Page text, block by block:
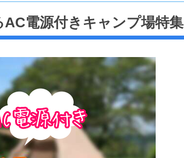
AC電源付きキャンプ場特集